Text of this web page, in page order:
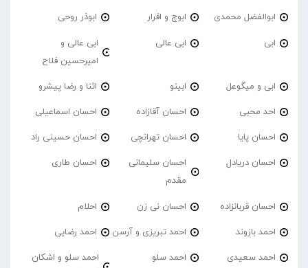
ابوالفضل محمدی ابوچ و اقرار ابوذر روحی
ابی ابی عالی
ابی عالی و
امیرحسین فلاح
ابی و میگوعل ابینو اثنا و رضا پیشرو
احد محبی احسان آقازاده احسان اسماعیلی
احسان پایا احسان تهرانچی احسان حسینی راد
احسان دریادل
احسان سلیمانی
مقدم
احسان طاری
احسان قربانزاده احسان نی زن احلام
احمد بازوند احمد تبریزی و آرسن احمد‌ رضایی
احمد سعیدی احمد سلو
احمد سلو و اشکان